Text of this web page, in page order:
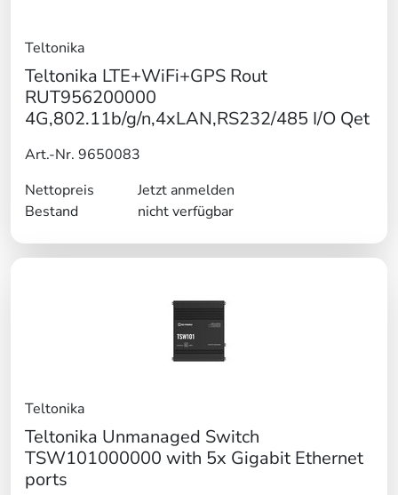
Teltonika
Teltonika LTE+WiFi+GPS Rout
RUT956200000
4G,802.11b/g/n,4xLAN,RS232/485 I/O Qet
Art.-Nr. 9650083
Nettopreis
Jetzt anmelden
Bestand
nicht verfügbar
Teltonika
Teltonika Unmanaged Switch
TSW101000000 with 5x Gigabit Ethernet
ports